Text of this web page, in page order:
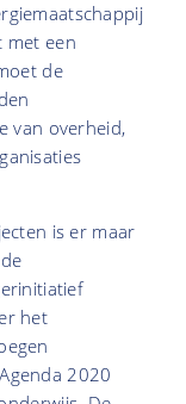
met een
de
van overheid,
is er maar
het
2020